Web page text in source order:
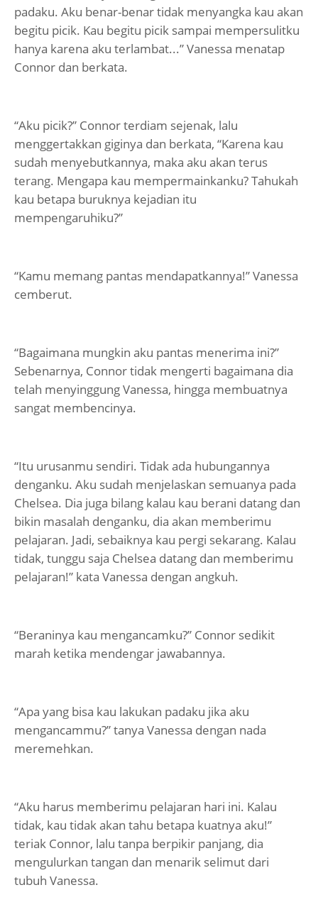
padaku. Aku benar-benar tidak menyangka kau akan
begitu picik. Kau begitu picik sampai mempersulitku
hanya karena aku terlambat...” Vanessa menatap
Connor dan berkata.
“Aku picik?” Connor terdiam sejenak, lalu
menggertakkan giginya dan berkata, “Karena kau
sudah menyebutkannya, maka aku akan terus
terang. Mengapa kau mempermainkanku? Tahukah
kau betapa buruknya kejadian itu
mempengaruhiku?”
“Kamu memang pantas mendapatkannya!” Vanessa
cemberut.
“Bagaimana mungkin aku pantas menerima ini?”
Sebenarnya, Connor tidak mengerti bagaimana dia
telah menyinggung Vanessa, hingga membuatnya
sangat membencinya.
“Itu urusanmu sendiri. Tidak ada hubungannya
denganku. Aku sudah menjelaskan semuanya pada
Chelsea. Dia juga bilang kalau kau berani datang dan
bikin masalah denganku, dia akan memberimu
pelajaran. Jadi, sebaiknya kau pergi sekarang. Kalau
tidak, tunggu saja Chelsea datang dan memberimu
pelajaran!” kata Vanessa dengan angkuh.
“Beraninya kau mengancamku?” Connor sedikit
marah ketika mendengar jawabannya.
“Apa yang bisa kau lakukan padaku jika aku
mengancammu?” tanya Vanessa dengan nada
meremehkan.
“Aku harus memberimu pelajaran hari ini. Kalau
tidak, kau tidak akan tahu betapa kuatnya aku!”
teriak Connor, lalu tanpa berpikir panjang, dia
mengulurkan tangan dan menarik selimut dari
tubuh Vanessa.